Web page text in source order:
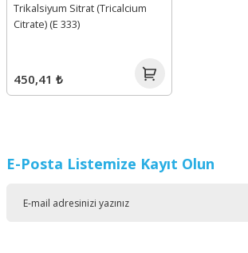
Trikalsiyum Sitrat (Tricalcium
Citrate) (E 333)
450,41 ₺
E-Posta Listemize Kayıt Olun